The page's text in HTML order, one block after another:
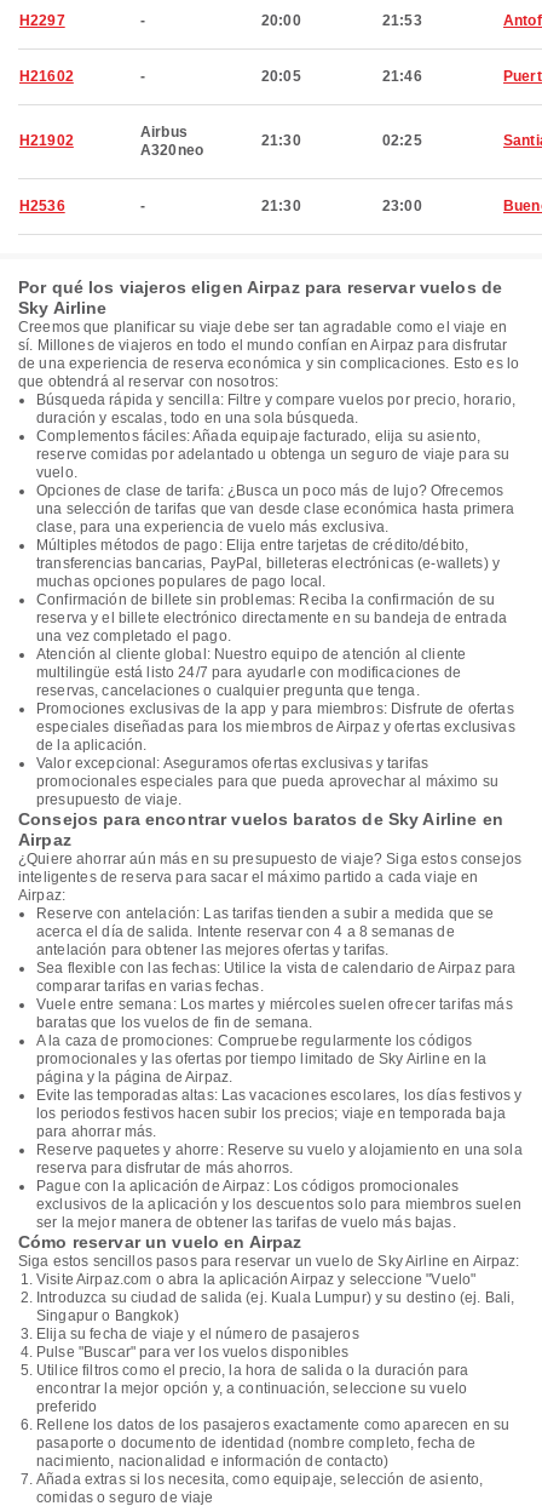
H2297 - 20:00 21:53
H21602 - 20:05 21:46
H21902
Airbus
A320neo
21:30 02:25
H2536 - 21:30 23:00
Por qué los viajeros eligen Airpaz para reservar vuelos de
Sky Airline
Creemos que planificar su viaje debe ser tan agradable como el viaje en
sí. Millones de viajeros en todo el mundo confían en Airpaz para disfrutar
de una experiencia de reserva económica y sin complicaciones. Esto es lo
que obtendrá al reservar con nosotros:
Búsqueda rápida y sencilla: Filtre y compare vuelos por precio, horario,
duración y escalas, todo en una sola búsqueda.
Complementos fáciles: Añada equipaje facturado, elija su asiento,
reserve comidas por adelantado u obtenga un seguro de viaje para su
vuelo.
Opciones de clase de tarifa: ¿Busca un poco más de lujo? Ofrecemos
una selección de tarifas que van desde clase económica hasta primera
clase, para una experiencia de vuelo más exclusiva.
Múltiples métodos de pago: Elija entre tarjetas de crédito/débito,
transferencias bancarias, PayPal, billeteras electrónicas (e-wallets) y
muchas opciones populares de pago local.
Confirmación de billete sin problemas: Reciba la confirmación de su
reserva y el billete electrónico directamente en su bandeja de entrada
una vez completado el pago.
Atención al cliente global: Nuestro equipo de atención al cliente
multilingüe está listo 24/7 para ayudarle con modificaciones de
reservas, cancelaciones o cualquier pregunta que tenga.
Promociones exclusivas de la app y para miembros: Disfrute de ofertas
especiales diseñadas para los miembros de Airpaz y ofertas exclusivas
de la aplicación.
Valor excepcional: Aseguramos ofertas exclusivas y tarifas
promocionales especiales para que pueda aprovechar al máximo su
presupuesto de viaje.
Consejos para encontrar vuelos baratos de Sky Airline en
Airpaz
¿Quiere ahorrar aún más en su presupuesto de viaje? Siga estos consejos
inteligentes de reserva para sacar el máximo partido a cada viaje en
Airpaz:
Reserve con antelación: Las tarifas tienden a subir a medida que se
acerca el día de salida. Intente reservar con 4 a 8 semanas de
antelación para obtener las mejores ofertas y tarifas.
Sea flexible con las fechas: Utilice la vista de calendario de Airpaz para
comparar tarifas en varias fechas.
Vuele entre semana: Los martes y miércoles suelen ofrecer tarifas más
baratas que los vuelos de fin de semana.
A la caza de promociones: Compruebe regularmente los códigos
promocionales y las ofertas por tiempo limitado de Sky Airline en la
página y la página de Airpaz.
Evite las temporadas altas: Las vacaciones escolares, los días festivos y
los periodos festivos hacen subir los precios; viaje en temporada baja
para ahorrar más.
Reserve paquetes y ahorre: Reserve su vuelo y alojamiento en una sola
reserva para disfrutar de más ahorros.
Pague con la aplicación de Airpaz: Los códigos promocionales
exclusivos de la aplicación y los descuentos solo para miembros suelen
ser la mejor manera de obtener las tarifas de vuelo más bajas.
Cómo reservar un vuelo en Airpaz
Siga estos sencillos pasos para reservar un vuelo de Sky Airline en Airpaz:
Visite Airpaz.com o abra la aplicación Airpaz y seleccione "Vuelo"
Introduzca su ciudad de salida (ej. Kuala Lumpur) y su destino (ej. Bali,
Singapur o Bangkok)
Elija su fecha de viaje y el número de pasajeros
Pulse "Buscar" para ver los vuelos disponibles
Utilice filtros como el precio, la hora de salida o la duración para
encontrar la mejor opción y, a continuación, seleccione su vuelo
preferido
Rellene los datos de los pasajeros exactamente como aparecen en su
pasaporte o documento de identidad (nombre completo, fecha de
nacimiento, nacionalidad e información de contacto)
Añada extras si los necesita, como equipaje, selección de asiento,
comidas o seguro de viaje